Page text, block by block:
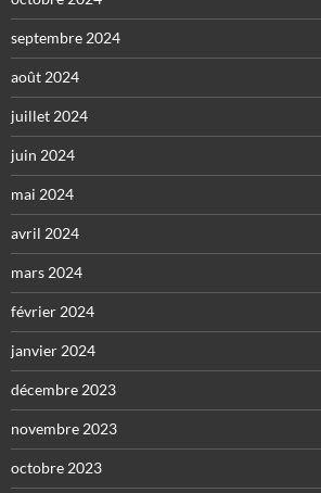
septembre 2024
août 2024
juillet 2024
juin 2024
mai 2024
avril 2024
mars 2024
février 2024
janvier 2024
décembre 2023
novembre 2023
octobre 2023